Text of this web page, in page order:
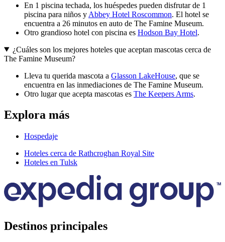
En 1 piscina techada, los huéspedes pueden disfrutar de 1
piscina para niños y Abbey Hotel Roscommon. El hotel se
encuentra a 26 minutos en auto de The Famine Museum.
Otro grandioso hotel con piscina es Hodson Bay Hotel.
¿Cuáles son los mejores hoteles que aceptan mascotas cerca de
The Famine Museum?
Lleva tu querida mascota a Glasson LakeHouse, que se
encuentra en las inmediaciones de The Famine Museum.
Otro lugar que acepta mascotas es The Keepers Arms.
Explora más
Hospedaje
Hoteles cerca de Rathcroghan Royal Site
Hoteles en Tulsk
Destinos principales